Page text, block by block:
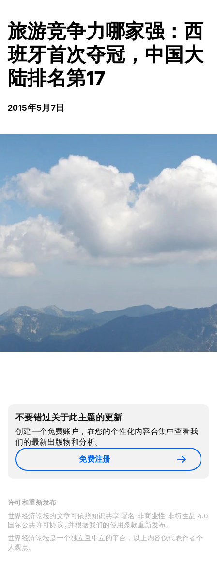
旅游竞争力哪家强：西
班牙首次夺冠，中国大
陆排名第17
2015年5月7日
不要错过关于此主题的更新
创建一个免费账户，在您的个性化内容合集中查看我
们的最新出版物和分析。
免费注册
许可和重新发布
世界经济论坛的文章可依照知识共享 署名-非商业性-非衍生品 4.0
国际公共许可协议 , 并根据我们的使用条款重新发布。
世界经济论坛是一个独立且中立的平台，以上内容仅代表作者个
人观点。